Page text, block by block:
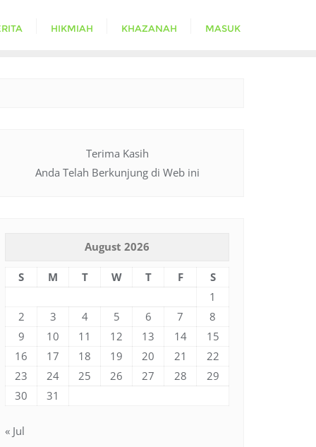
HIKMIAH KHAZANAH MASUK
Terima Kasih
Anda Telah Berkunjung di Web ini
August 2026
S M T W T F
S
1
2
3 4 5 6 7
8
9
10 11 12 13 14
15
16
17 18 19 20 21
22
23
24 25 26 27 28
29
30
31
« Jul